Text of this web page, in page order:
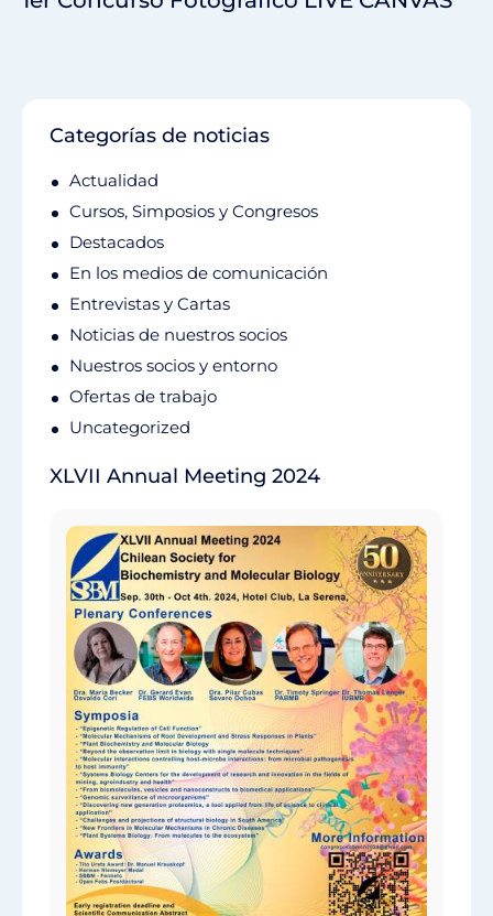
Categorías de noticias
Actualidad
Cursos, Simposios y Congresos
Destacados
En los medios de comunicación
Entrevistas y Cartas
Noticias de nuestros socios
Nuestros socios y entorno
Ofertas de trabajo
Uncategorized
XLVII Annual Meeting 2024